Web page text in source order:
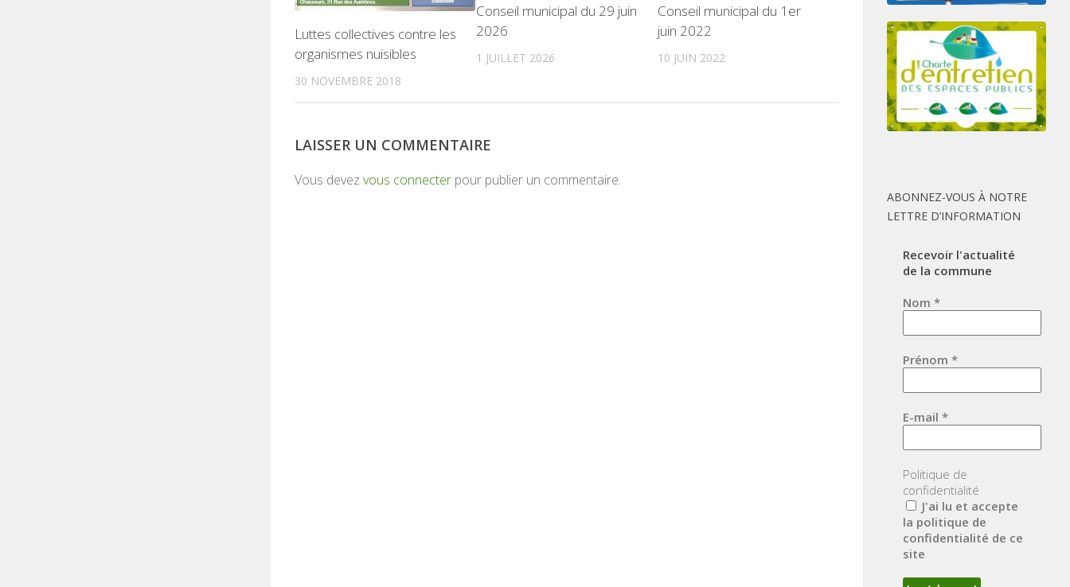
Luttes collectives contre les
organismes nuisibles
30 NOVEMBRE 2018
Conseil municipal du 29 juin
2026
1 JUILLET 2026
Conseil municipal du 1er
juin 2022
10 JUIN 2022
LAISSER UN COMMENTAIRE
Vous devez vous connecter pour publier un commentaire.
ABONNEZ-VOUS À NOTRE
LETTRE D’INFORMATION
Recevoir l'actualité
de la commune
Nom *
Prénom *
E-mail *
Politique de
confidentialité
J'ai lu et accepte
la politique de
confidentialité de ce
site